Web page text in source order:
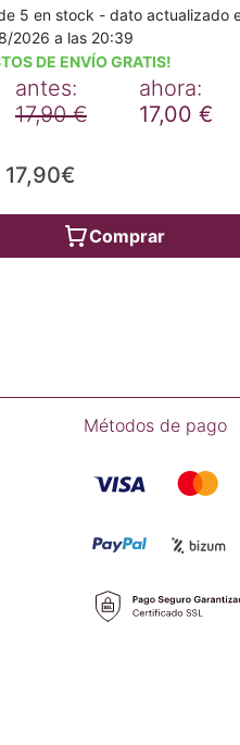
5 en stock - dato actualizado
2026 a las 20:39
DE ENVÍO GRATIS!
antes:
17,90 €
ahora:
17,00 €
17,90€
Comprar
Métodos de pago